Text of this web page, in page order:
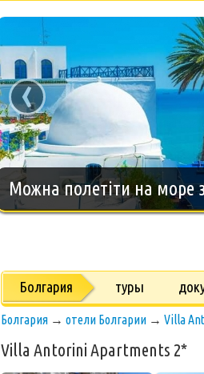
Новогодний тур на
‹
Болгария туры
Болгария → отели Болгарии → Villa
Villa Antorini Apartments 2*